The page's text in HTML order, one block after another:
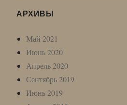
АРХИВЫ
Май 2021
Июнь 2020
Апрель 2020
Сентябрь 2019
Июнь 2019